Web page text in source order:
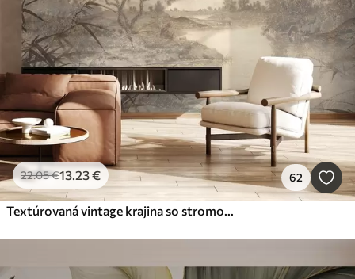
22.05€13.23€ 62
Textúrovaná vintage krajina so stromom v blízkosti rieky a zamračenou oblohou, prírodné umenie v sépiových tónoch